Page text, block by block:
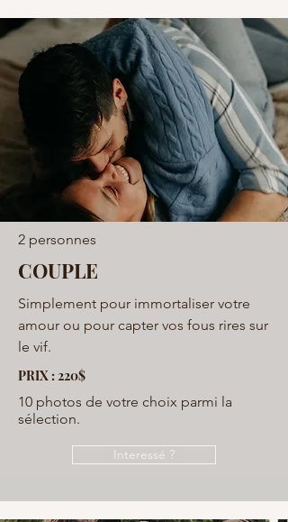
2 personnes
COUPLE
Simplement pour immortaliser votre
amour ou pour capter vos fous rires sur
le vif.
PRIX : 220$
10 photos de votre choix parmi la
sélection.
Interessé ?